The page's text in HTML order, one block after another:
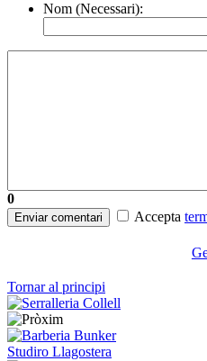
Nom (Necessari):
0
Enviar comentari Accepta
Tornar al principi